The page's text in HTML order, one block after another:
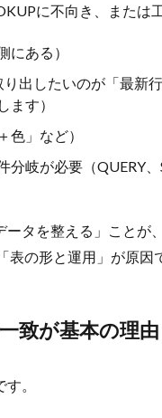
に不向き、または
にある）
出したいのが「最新
ます）
色」など）
分岐が必要（QUERY
ータを整える」ことが
表の形と運用」が原因
致が基本の理由
。